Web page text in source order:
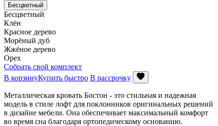
Бесцветный
Бесцветный
Клён
Красное дерево
Морёный дуб
Жжёное дерево
Орех
Собрать свой комплект
В корзинуКупить быстро В рассрочку
Металлическая кровать Бостон - это стильная и надежная
модель в стиле лофт для поклонников оригинальных решений
в дизайне мебели. Она обеспечивает максимальный комфорт
во время сна благодаря ортопедическому основанию.